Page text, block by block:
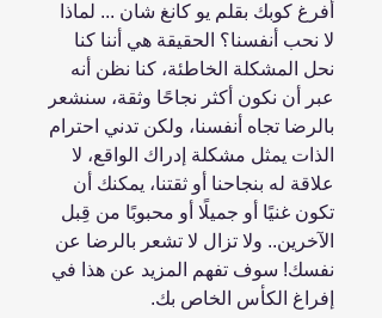
أفرغ كوبك بقلم يو كانغ شان ... لماذا
لا نحب أنفسنا؟ الحقيقة هي أننا كنا
نحل المشكلة الخاطئة، كنا نظن أنه
عبر أن نكون أكثر نجاحًا وثقة، سنشعر
بالرضا تجاه أنفسنا، ولكن تدني احترام
الذات يمثل مشكلة إدراك الواقع، لا
علاقة له بنجاحنا أو ثقتنا، يمكنك أن
تكون غنيًا أو جميلًا أو محبوبًا من قِبل
الآخرين.. ولا تزال لا تشعر بالرضا عن
نفسك! سوف تفهم المزيد عن هذا في
إفراغ الكأس الخاص بك.